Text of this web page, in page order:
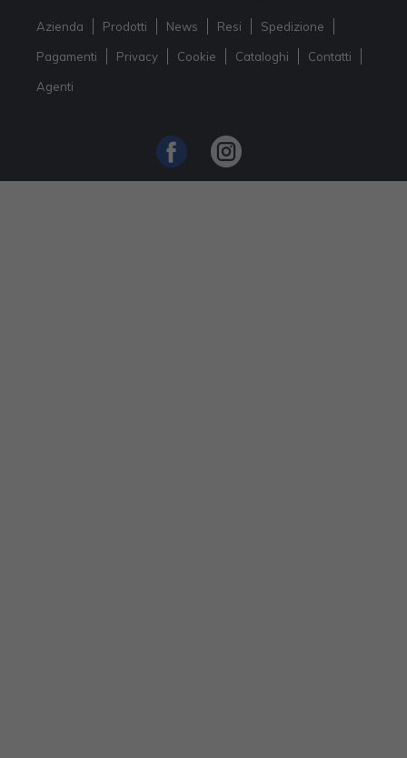
Azienda Prodotti News Resi Spedizione
Pagamenti Privacy Cookie Cataloghi Contatti
Agenti